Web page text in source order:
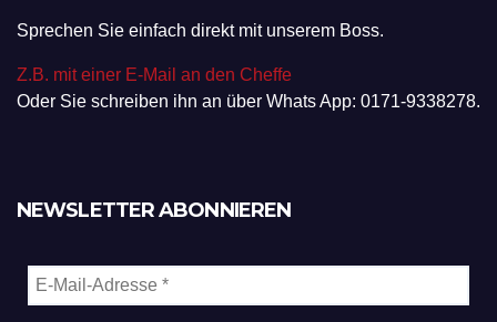
Sprechen Sie einfach direkt mit unserem Boss.
Z.B. mit einer E-Mail an den Cheffe
Oder Sie schreiben ihn an über Whats App: 0171-9338278.
NEWSLETTER ABONNIEREN